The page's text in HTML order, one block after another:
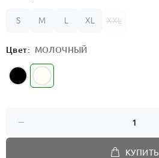
S M L XL XXL
Цвет: МОЛОЧНЫЙ
КУПИТЬ